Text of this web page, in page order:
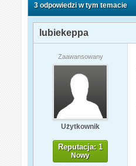
3 odpowiedzi w tym temacie
lubiekeppa
Zaawansowany
Użytkownik
Reputacja: 1
Nowy